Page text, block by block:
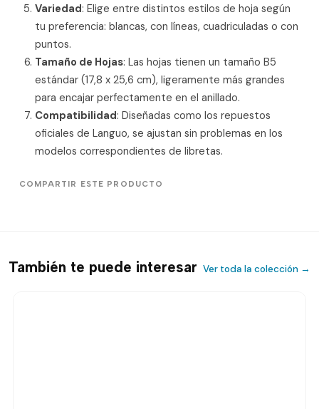
Variedad: Elige entre distintos estilos de hoja según
tu preferencia: blancas, con líneas, cuadriculadas o con
puntos.
Tamaño de Hojas: Las hojas tienen un tamaño B5
estándar (17,8 x 25,6 cm), ligeramente más grandes
para encajar perfectamente en el anillado.
Compatibilidad: Diseñadas como los repuestos
oficiales de Languo, se ajustan sin problemas en los
modelos correspondientes de libretas.
COMPARTIR ESTE PRODUCTO
También te puede interesar Ver toda la colección →